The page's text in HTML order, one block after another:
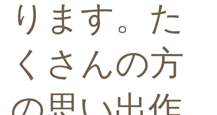
ります。た
くさんの方